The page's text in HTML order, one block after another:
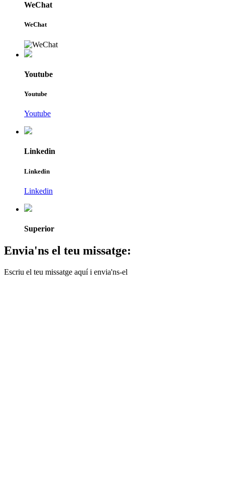
WeChat
WeChat
Youtube
Youtube
Youtube
Linkedin
Linkedin
Linkedin
Superior
Envia'ns el teu missatge:
Escriu el teu missatge aquí i envia'ns-el